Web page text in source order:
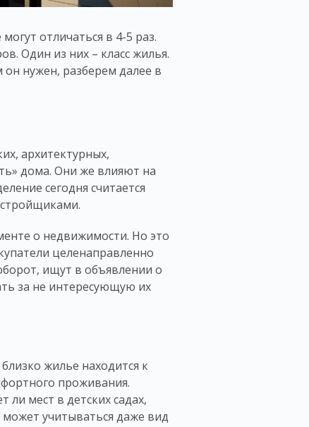
отличаться в 4-5 раз.
Один из них – класс жилья.
он нужен, разберем далее в
архитектурных,
дома. Они же влияют на
сегодня считается
о недвижимости. Но это
целенаправленно
ищут в объявлении о
за не интересующую их
жилье находится к
проживания.
ли мест в детских садах,
учитываться даже вид